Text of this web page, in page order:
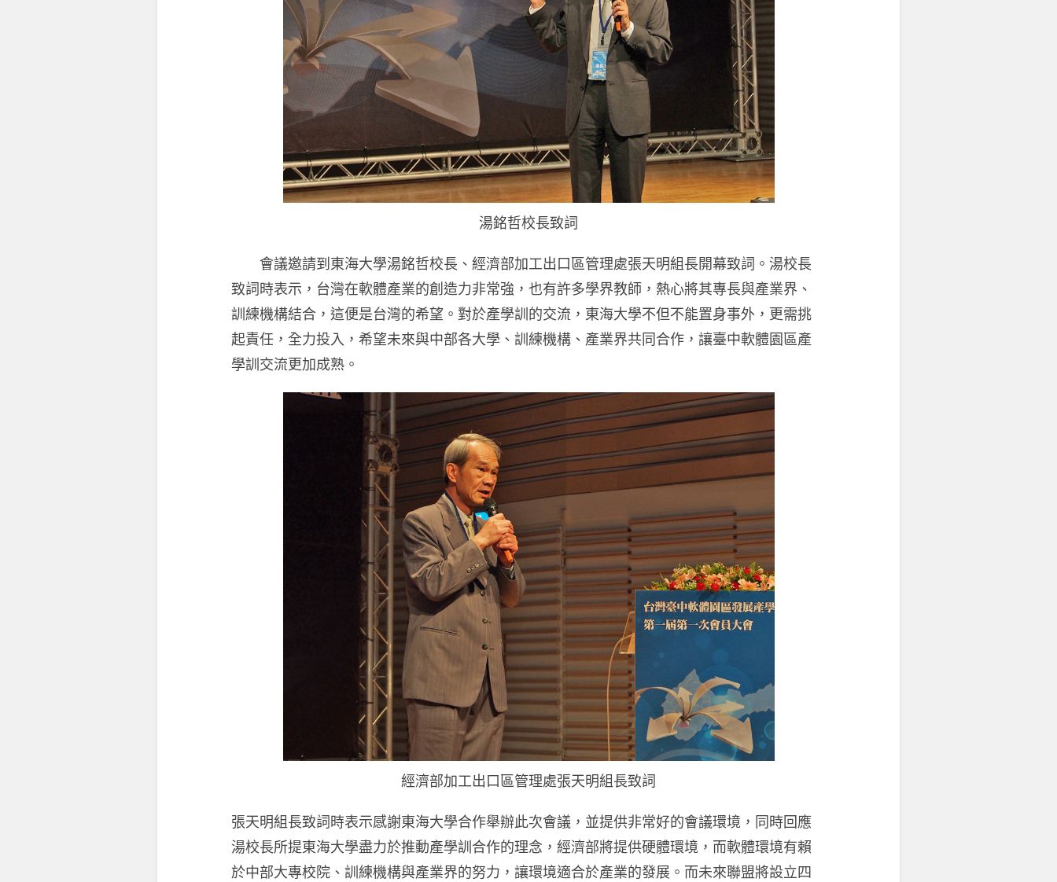
湯銘哲校長致詞
會議邀請到東海大學湯銘哲校長、經濟部加工出口區管理處張天明組長開幕致詞。湯校長
致詞時表示，台灣在軟體產業的創造力非常強，也有許多學界教師，熱心將其專長與產業界、
訓練機構結合，這便是台灣的希望。對於產學訓的交流，東海大學不但不能置身事外，更需挑
起責任，全力投入，希望未來與中部各大學、訓練機構、產業界共同合作，讓臺中軟體園區產
學訓交流更加成熟。
經濟部加工出口區管理處張天明組長致詞
張天明組長致詞時表示感謝東海大學合作舉辦此次會議，並提供非常好的會議環境，同時回應
湯校長所提東海大學盡力於推動產學訓合作的理念，經濟部將提供硬體環境，而軟體環境有賴
於中部大專校院、訓練機構與產業界的努力，讓環境適合於產業的發展。而未來聯盟將設立四